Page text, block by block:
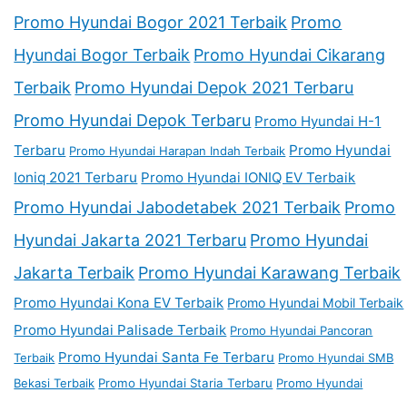
Promo Hyundai Bogor 2021 Terbaik Promo
Hyundai Bogor Terbaik Promo Hyundai Cikarang
Terbaik Promo Hyundai Depok 2021 Terbaru
Promo Hyundai Depok Terbaru Promo Hyundai H-1
Terbaru Promo Hyundai Harapan Indah Terbaik Promo Hyundai
Ioniq 2021 Terbaru Promo Hyundai IONIQ EV Terbaik
Promo Hyundai Jabodetabek 2021 Terbaik Promo
Hyundai Jakarta 2021 Terbaru Promo Hyundai
Jakarta Terbaik Promo Hyundai Karawang Terbaik
Promo Hyundai Kona EV Terbaik Promo Hyundai Mobil Terbaik
Promo Hyundai Palisade Terbaik Promo Hyundai Pancoran
Terbaik Promo Hyundai Santa Fe Terbaru Promo Hyundai SMB
Bekasi Terbaik Promo Hyundai Staria Terbaru Promo Hyundai